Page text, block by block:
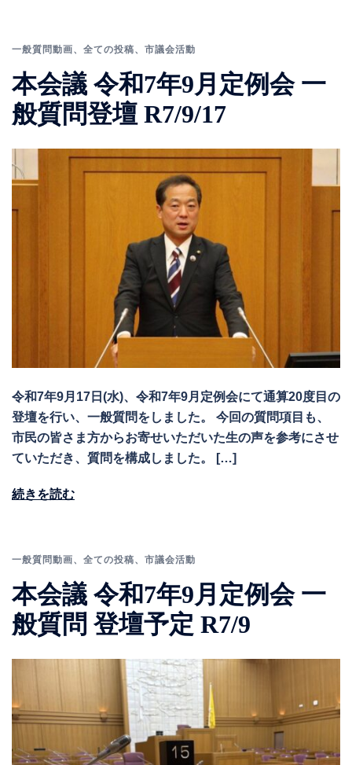
一般質問動画、 全ての投稿、 市議会活動
本会議 令和7年9月定例会 一
般質問登壇 R7/9/17
令和7年9月17日(水)、令和7年9月定例会にて通算20度目の
登壇を行い、一般質問をしました。 今回の質問項目も、
市民の皆さま方からお寄せいただいた生の声を参考にさせ
ていただき、質問を構成しました。 […]
続きを読む
一般質問動画、 全ての投稿、 市議会活動
本会議 令和7年9月定例会 一
般質問 登壇予定 R7/9